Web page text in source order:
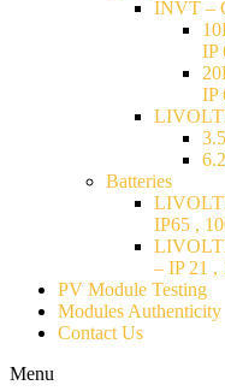
INVT –
IP
IP
Batteries
IP65 ,
– IP 21 ,
PV Module Testing
Modules Authenticity
Contact Us
Menu